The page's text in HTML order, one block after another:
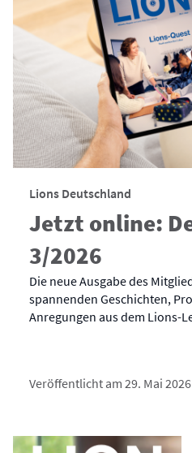
Lions Deutschland
Jetzt online:
3/2026
Die neue Ausgabe des
spannenden Geschichten,
Anregungen aus dem Lions-
Veröffentlicht am 29. Mai 2026